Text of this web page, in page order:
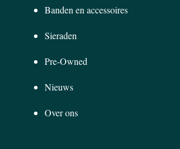
Banden en accessoires
Sieraden
Pre-Owned
Nieuws
Over ons